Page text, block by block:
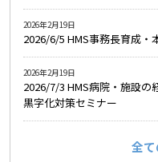
2026/6/5 HMS事務長育成・
2026年2月19日
2026/7/3 HMS病院・施設の
黒字化対策セミナー
2026年2月19日
全